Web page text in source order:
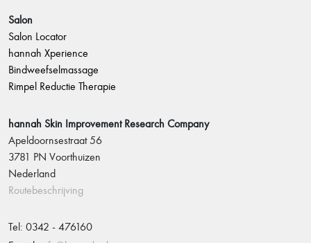
Salon
Salon Locator
hannah Xperience
Bindweefselmassage
Rimpel Reductie Therapie
hannah Skin Improvement Research Company
Apeldoornsestraat 56
3781 PN Voorthuizen
Nederland
Routebeschrijving
Tel: 0342 - 476160